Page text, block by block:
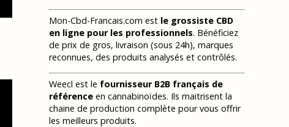
Mon-Cbd-Francais.com est le grossiste CBD
en ligne pour les professionnels. Bénéficiez
de prix de gros, livraison (sous 24h), marques
reconnues, des produits analysés et contrôlés.
Weecl est le fournisseur B2B français de
référence en cannabinoïdes. Ils maitrisent la
chaine de production complète pour vous offrir
les meilleurs produits.